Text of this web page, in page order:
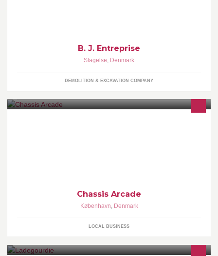
B. J. Entreprise
Slagelse, Denmark
DEMOLITION & EXCAVATION COMPANY
Chassis Arcade
København, Denmark
LOCAL BUSINESS